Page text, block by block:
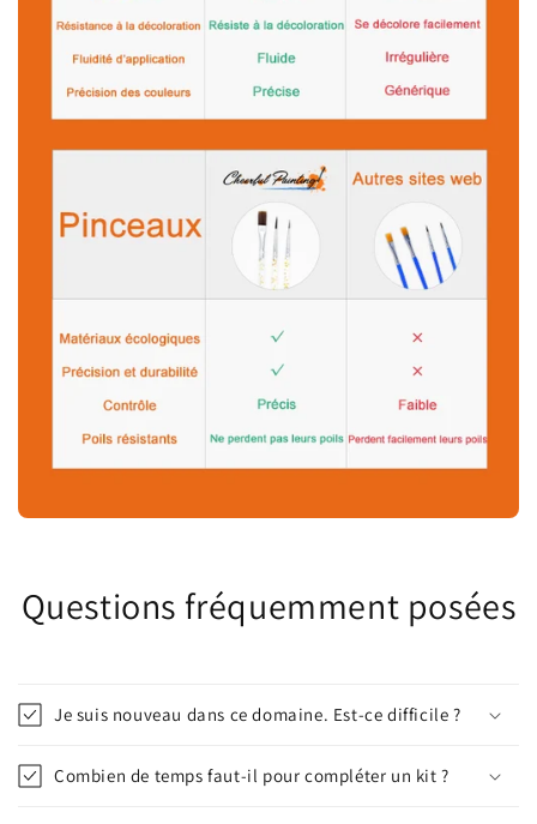
Questions fréquemment posées
Je suis nouveau dans ce domaine. Est-ce difficile ?
Combien de temps faut-il pour compléter un kit ?